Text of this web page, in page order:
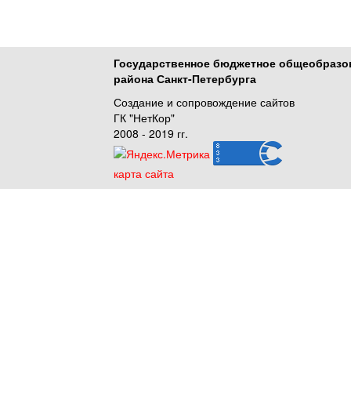
Государственное бюджетное
района Санкт-Петербурга
Создание и сопровождение сайтов
ГК "НетКор"
2008 - 2019 гг.
карта сайта